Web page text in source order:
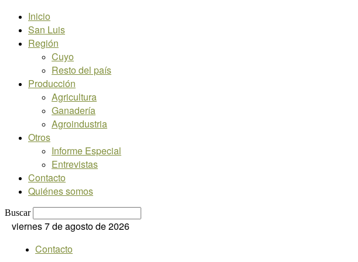
Inicio
San Luis
Región
Cuyo
Resto del país
Producción
Agricultura
Ganadería
Agroindustria
Otros
Informe Especial
Entrevistas
Contacto
Quiénes somos
Buscar
viernes 7 de agosto de 2026
Contacto